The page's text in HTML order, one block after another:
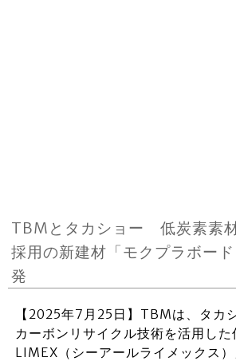
TBMとタカショー 低炭素素材
採用の新建材「モクプラボー
発
【2025年7月25日】TBMは、タカ
カーボンリサイクル技術を活用した
LIMEX（シーアールライメックス